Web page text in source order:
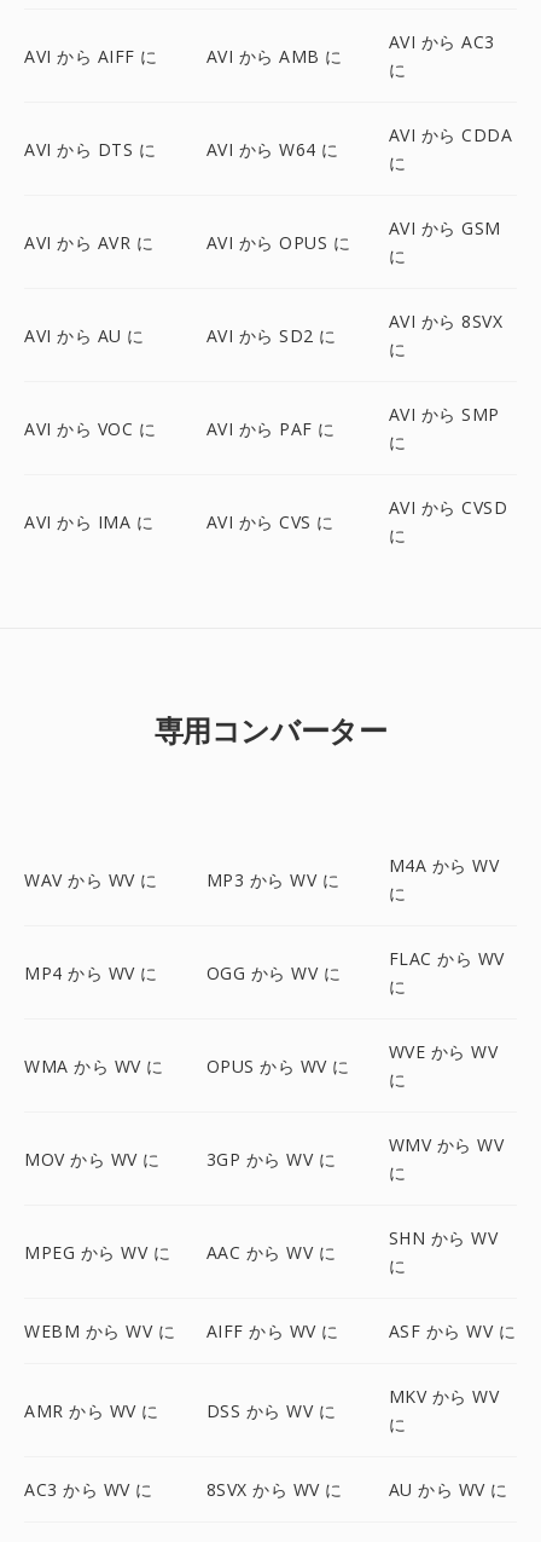
AVI から AIFF に AVI から AMB に
AVI から AC3
に
AVI から DTS に AVI から W64 に
AVI から CDDA
に
AVI から AVR に AVI から OPUS に
AVI から GSM
に
AVI から AU に AVI から SD2 に
AVI から 8SVX
に
AVI から VOC に AVI から PAF に
AVI から SMP
に
AVI から IMA に AVI から CVS に
AVI から CVSD
に
専用コンバーター
WAV から WV に MP3 から WV に
M4A から WV
に
MP4 から WV に OGG から WV に
FLAC から WV
に
WMA から WV に OPUS から WV に
WVE から WV
に
MOV から WV に 3GP から WV に
WMV から WV
に
MPEG から WV に AAC から WV に
SHN から WV
に
WEBM から WV に AIFF から WV に ASF から WV に
AMR から WV に DSS から WV に
MKV から WV
に
AC3 から WV に 8SVX から WV に AU から WV に